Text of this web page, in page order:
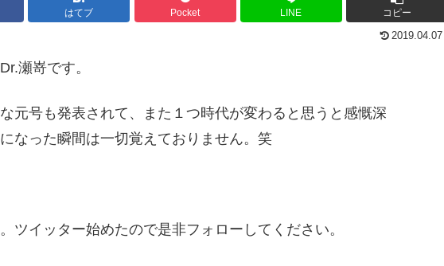
はてブ Pocket LINE コピー
2019.04.07
瀬嵜です。
元号も発表されて、また１つ時代が変わると思うと感慨深
なった瞬間は一切覚えておりません。笑
ツイッター始めたので是非フォローしてください。